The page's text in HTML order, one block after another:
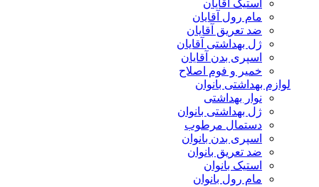
استیک آقایان
مام رول آقایان
ضد تعریق آقایان
ژل بهداشتی آقایان
اسپری بدن آقایان
خمیر و فوم اصلاح
لوازم بهداشتی بانوان
نوار بهداشتی
ژل بهداشتی بانوان
دستمال مرطوب
اسپری بدن بانوان
ضد تعریق بانوان
استیک بانوان
مام رول بانوان